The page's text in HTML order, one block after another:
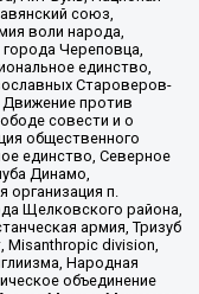
союз,
воли народа,
Череповца,
единство,
Староверов-
Движение против
совести и о
общественного
единство, Северное
Динамо,
п.
Щелковского района,
армия, Тризуб
division,
Народная
объединение